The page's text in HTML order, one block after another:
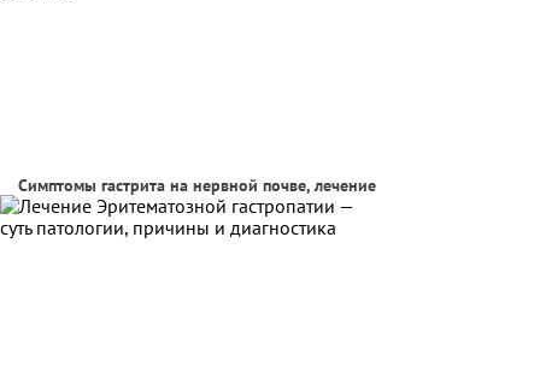
Симптомы гастрита на нервной почве, лечение